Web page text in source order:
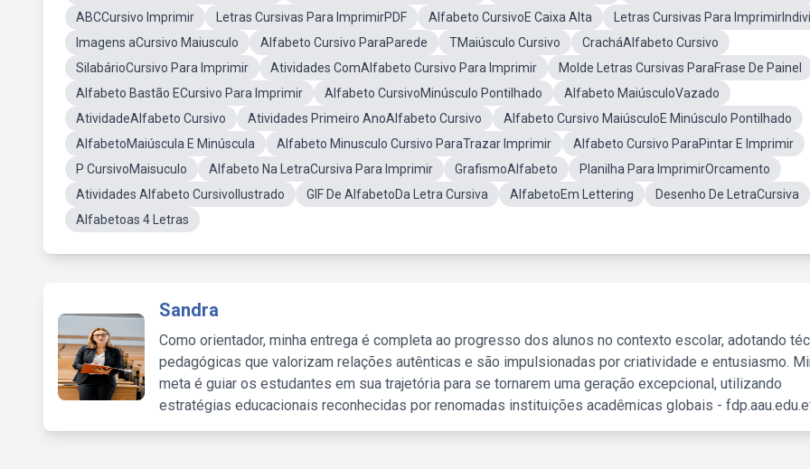
ABCCursivo Imprimir
Letras Cursivas Para ImprimirPDF Alfabeto CursivoE Caixa Alta
Letras Cursivas Para
Imagens aCursivo Maiusculo
Alfabeto Cursivo ParaParede TMaiúsculo Cursivo
CracháAlfabeto Cursivo
SilabárioCursivo Para Imprimir
Atividades ComAlfabeto Cursivo Para Imprimir
Molde Letras Cursivas ParaFrase De Painel
Alfabeto Bastão ECursivo Para Imprimir
Alfabeto CursivoMinúsculo Pontilhado
Alfabeto MaiúsculoVazado
AtividadeAlfabeto Cursivo
Atividades Primeiro AnoAlfabeto Cursivo
Alfabeto Cursivo MaiúsculoE Minúsculo Pontilhado
AlfabetoMaiúscula E Minúscula
Alfabeto Minusculo Cursivo ParaTrazar Imprimir
Alfabeto Cursivo ParaPintar E Imprimir
P CursivoMaisuculo
Alfabeto Na LetraCursiva Para Imprimir GrafismoAlfabeto
Planilha Para ImprimirOrcamento
Atividades Alfabeto CursivoIlustrado
GIF De AlfabetoDa Letra Cursiva AlfabetoEm Lettering
Desenho De LetraCursiva
Alfabetoas 4 Letras
Sandra
Como orientador, minha entrega é completa ao progresso dos alunos no contexto escolar, adotando
pedagógicas que valorizam relações autênticas e são impulsionadas por criatividade e entusiasmo.
meta é guiar os estudantes em sua trajetória para se tornarem uma geração excepcional, utilizando
estratégias educacionais reconhecidas por renomadas instituições acadêmicas globais -